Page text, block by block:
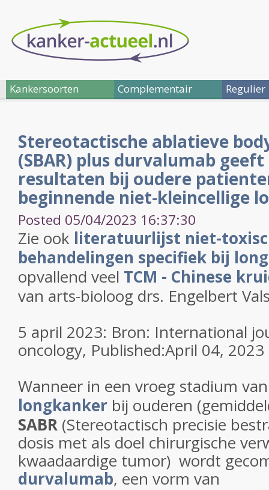
Kankersoorten Complementair Regulier
Stereotactische ablatieve
(SBAR) plus durvalumab
resultaten bij oudere
beginnende niet-kleincellige
Posted 05/04/2023 16:37:30
Zie ook literatuurlijst niet-
behandelingen specifiek bij
opvallend veel TCM - Chinese
van arts-bioloog drs. Engelbert
5 april 2023: Bron: International
oncology, Published:April 04, 2023
Wanneer in een vroeg stadium
longkanker bij ouderen
SABR (Stereotactisch precisie
dosis met als doel chirurgische
kwaadaardige tumor) wordt
durvalumab, een vorm van